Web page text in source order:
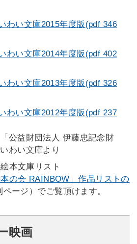
わい文庫2015年度版(pdf 346
わい文庫2014年度版(pdf 402
わい文庫2013年度版(pdf 326
わい文庫2012年度版(pdf 237
公益財団法人 伊藤忠記念財
わい文庫より
本文庫リスト
本の会 RAINBOW」作品リストの
ページ）でご覧頂けます。
映画